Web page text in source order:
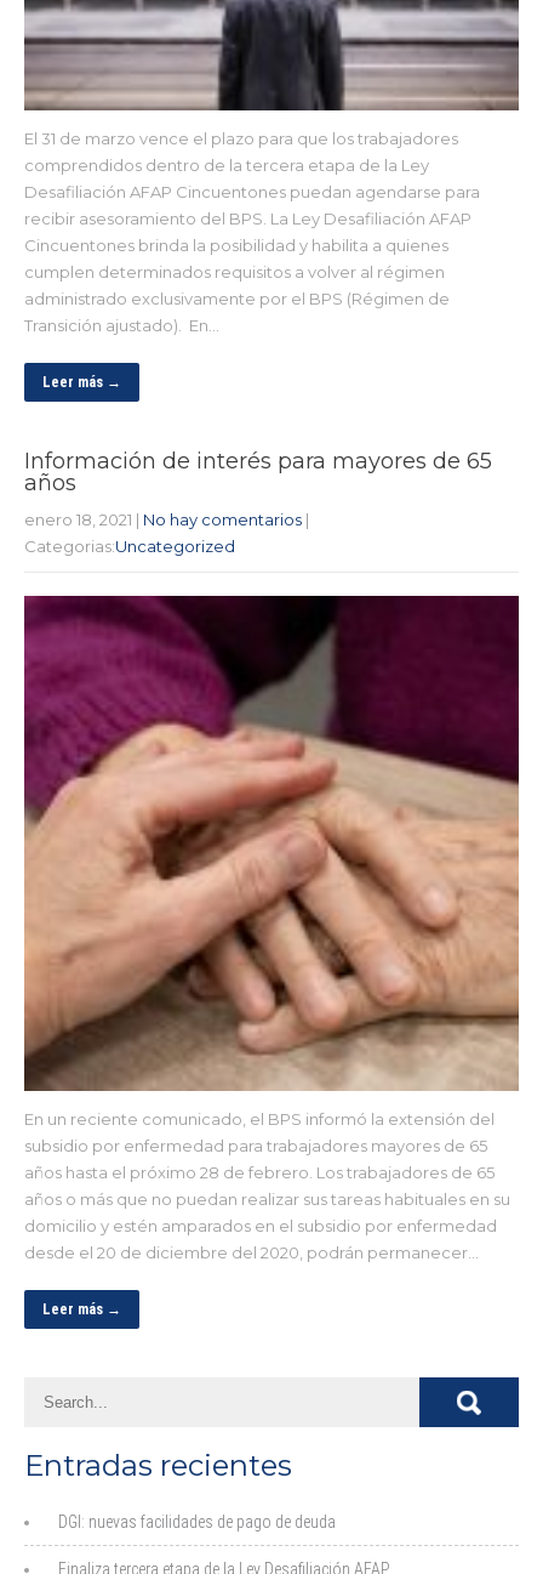
El 31 de marzo vence el plazo para que los trabajadores
comprendidos dentro de la tercera etapa de la Ley
Desafiliación AFAP Cincuentones puedan agendarse para
recibir asesoramiento del BPS. La Ley Desafiliación AFAP
Cincuentones brinda la posibilidad y habilita a quienes
cumplen determinados requisitos a volver al régimen
administrado exclusivamente por el BPS (Régimen de
Transición ajustado). En…
Leer más →
Información de interés para mayores de 65
años
enero 18, 2021 | No hay comentarios |
Categorias:Uncategorized
En un reciente comunicado, el BPS informó la extensión del
subsidio por enfermedad para trabajadores mayores de 65
años hasta el próximo 28 de febrero. Los trabajadores de 65
años o más que no puedan realizar sus tareas habituales en su
domicilio y estén amparados en el subsidio por enfermedad
desde el 20 de diciembre del 2020, podrán permanecer…
Leer más →
Entradas recientes
DGI: nuevas facilidades de pago de deuda
Finaliza tercera etapa de la Ley Desafiliación AFAP